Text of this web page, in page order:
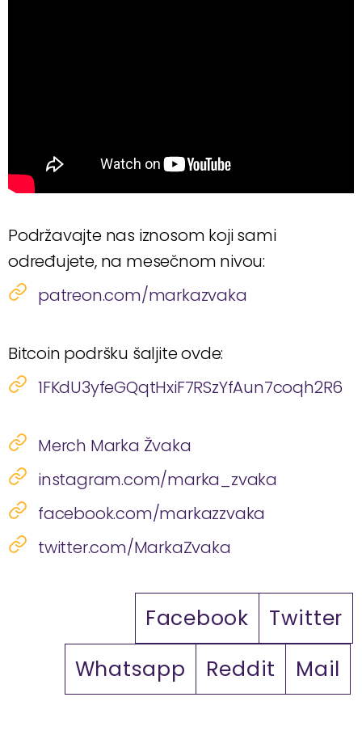
Podržavajte nas iznosom koji sami
određujete, na mesečnom nivou:
patreon.com/markazvaka
Bitcoin podršku šaljite ovde:
1FKdU3yfeGQqtHxiF7RSzYfAun7coqh2R6
Merch Marka Žvaka
instagram.com/marka_zvaka
facebook.com/markazzvaka
twitter.com/MarkaZvaka
Facebook
Twitter
Whatsapp
Reddit Mail